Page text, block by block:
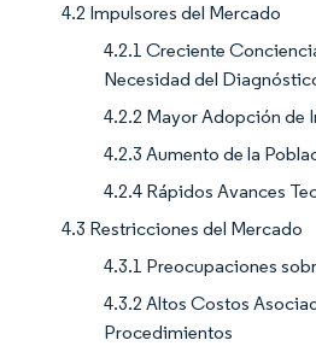
4.2 Impulsores del Mercado
4.2.1 Creciente
Necesidad del
4.2.2 Mayor Adopción de
4.2.3 Aumento de la
4.2.4 Rápidos Avances
4.3 Restricciones del Mercado
4.3.1 Preocupaciones
4.3.2 Altos Costos
Procedimientos